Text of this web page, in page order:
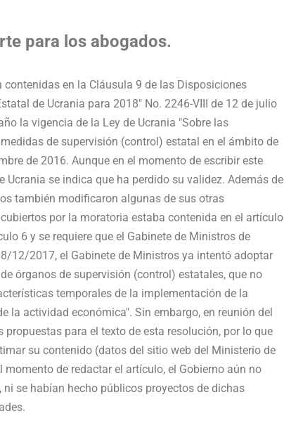
para los abogados.
en la Cláusula 9 de las Disposiciones
de Ucrania para 2018" No. 2246-VIII de 12 de julio
la vigencia de la Ley de Ucrania "Sobre las
de supervisión (control) estatal en el ámbito de
de 2016. Aunque en el momento de escribir este
se indica que ha perdido su validez. Además de
también modificaron algunas de sus otras
por la moratoria estaba contenida en el artículo
6 y se requiere que el Gabinete de Ministros de
12/2017, el Gabinete de Ministros ya intentó adoptar
órganos de supervisión (control) estatales, que no
temporales de la implementación de la
la actividad económica". Sin embargo, en reunión del
para el texto de esta resolución, por lo que
su contenido (datos del sitio web del Ministerio de
momento de redactar el artículo, el Gobierno aún no
se habían hecho públicos proyectos de dichas